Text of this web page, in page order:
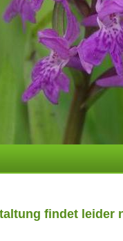
findet leider